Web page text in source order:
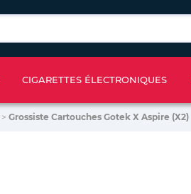
CIGARETTES ÉLECTRONIQUES
> Grossiste Cartouches Gotek X Aspire (X2)